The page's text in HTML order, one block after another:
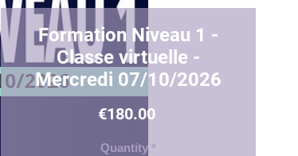
Formation Niveau 1 -
Classe virtuelle -
Mercredi 07/10/2026
€180.00Price
Quantity *